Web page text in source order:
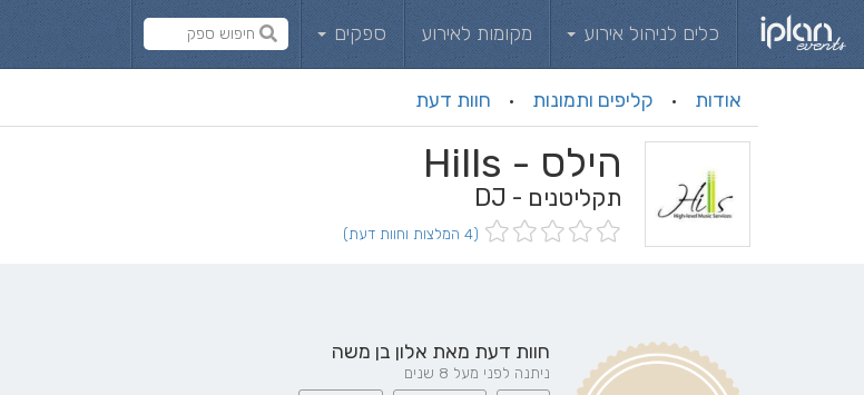
כלים לניהול אירוע מקומות לאירוע ספקים
אודות · קליפים ותמונות · חוות דעת
הילס - Hills
תקליטנים - DJ
(4 המלצות וחוות דעת)
חוות דעת מאת אלון בן משה
ניתנה לפני מעל 8 שנים